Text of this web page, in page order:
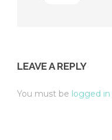
LEAVE A REPLY
You must be logged in